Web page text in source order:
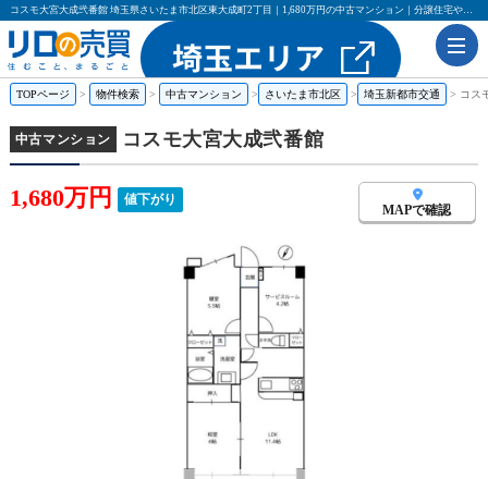
コスモ大宮大成弐番館 埼玉県さいたま市北区東大成町2丁目｜1,680万円の中古マンション｜分譲住宅や新築物件｜リロの売買
TOPページ 物件検索 中古マンション さいたま市北区 埼玉新都市交通 コス
中古マンション コスモ大宮大成弐番館
1,680万円 値下がり
MAPで確認